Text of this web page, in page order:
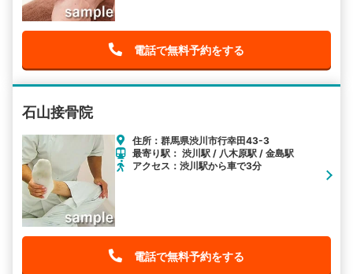
電話で無料予約をする
石山接骨院
住所：群馬県渋川市行幸田43-3
最寄り駅： 渋川駅 / 八木原駅 / 金島駅
アクセス：渋川駅から車で3分
電話で無料予約をする